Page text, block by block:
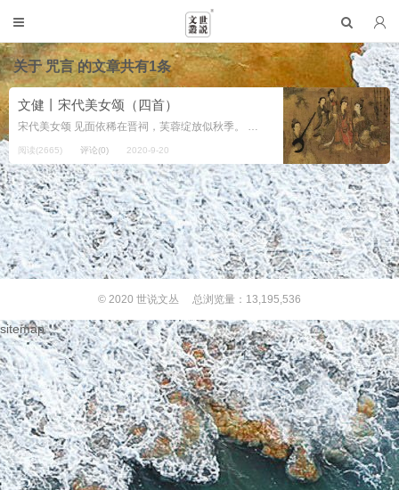
关于咒言的文章共有1条
文健丨宋代美女颂（四首）
宋代美女颂 见面依稀在晋祠，芙蓉绽放似秋季。 只怕洞察我心迹，心追你，脸躲避。 你的脸庞总难记，裤脚翻挽旧款式， 黄菊紫菀簪发际，松垮垮，羊绒衣。 晋祠三十三佳丽，到低那个才是你? 祠外千山白云起，莫非...
阅读(2665) 评论(0) 2020-9-20
© 2020 世说文丛 总浏览量：13,195,536
sitemap